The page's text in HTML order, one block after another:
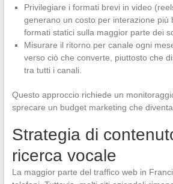
Privilegiare i formati brevi in video
generano un costo per interazione più
formati statici sulla maggior parte dei
Misurare il ritorno per canale ogni
verso ciò che converte, piuttosto che
tra tutti i canali.
Questo approccio richiede un
sprecare un budget marketing che
Strategia di
ricerca vocale
La maggior parte del traffico web in